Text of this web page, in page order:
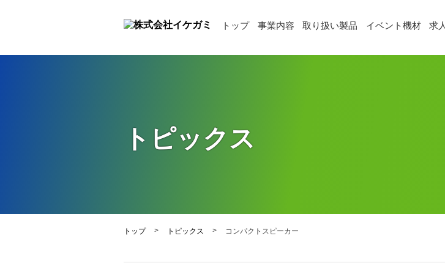
トップ 事業内容 取り扱い製品 イベント機材 求
トピックス
トップ > トピックス > コンパクトスピーカー